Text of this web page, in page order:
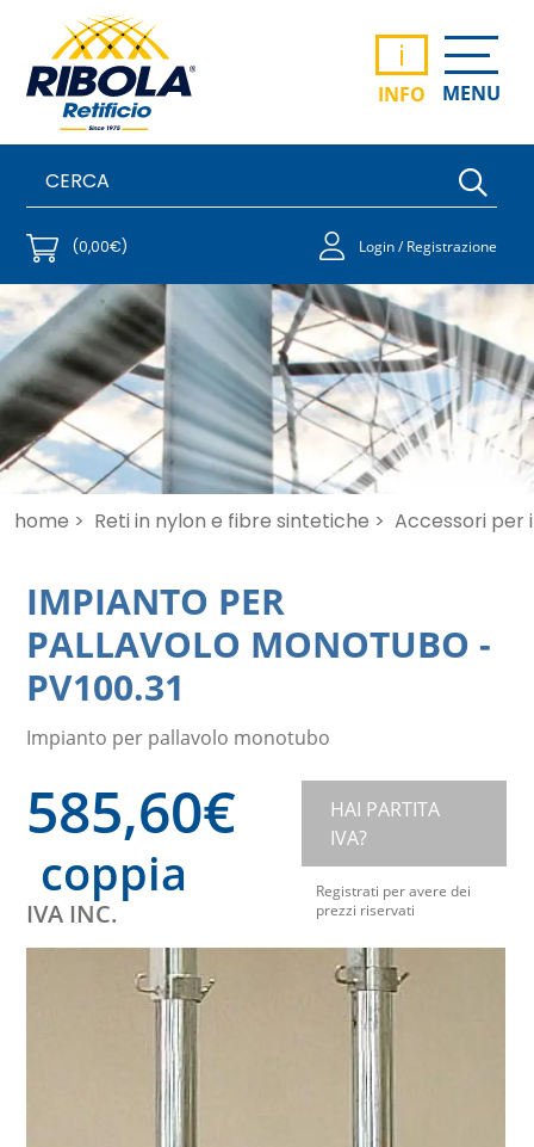
i
INFO MENU
(0,00€) Login / Registrazione
home > Reti in nylon e fibre sintetiche > Accessori per
IMPIANTO PER
PALLAVOLO MONOTUBO -
PV100.31
Impianto per pallavolo monotubo
585,60€
coppia
IVA INC.
HAI PARTITA
IVA?
Registrati per avere dei
prezzi riservati